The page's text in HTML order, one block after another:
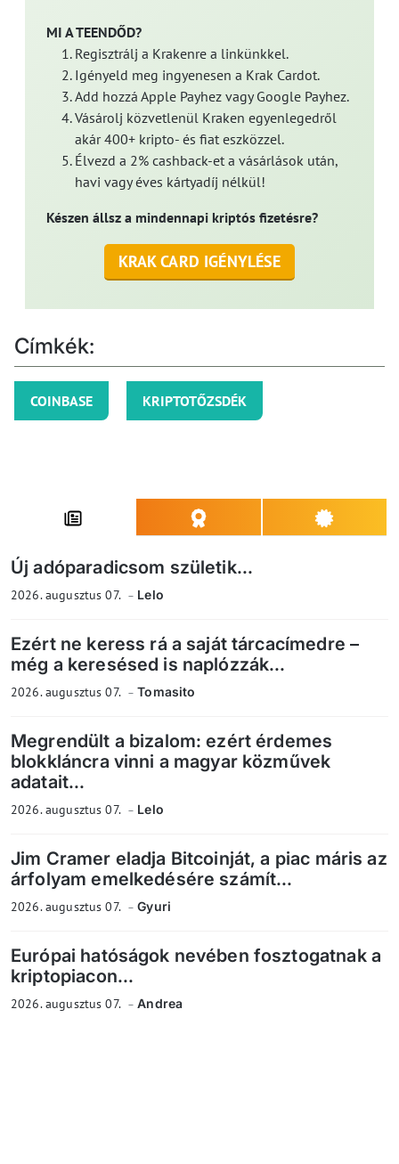
MI A TEENDŐD?
Regisztrálj a Krakenre a linkünkkel.
Igényeld meg ingyenesen a Krak Cardot.
Add hozzá Apple Payhez vagy Google Payhez.
Vásárolj közvetlenül Kraken egyenlegedről
akár 400+ kripto- és fiat eszközzel.
Élvezd a 2% cashback-et a vásárlások után,
havi vagy éves kártyadíj nélkül!
Készen állsz a mindennapi kriptós fizetésre?
KRAK CARD IGÉNYLÉSE
Címkék:
COINBASE KRIPTOTŐZSDÉK
Új adóparadicsom születik...
2026. augusztus 07. Lelo
Ezért ne keress rá a saját tárcacímedre –
még a keresésed is naplózzák...
2026. augusztus 07. Tomasito
Megrendült a bizalom: ezért érdemes
blokkláncra vinni a magyar közművek
adatait...
2026. augusztus 07. Lelo
Jim Cramer eladja Bitcoinját, a piac máris az
árfolyam emelkedésére számít...
2026. augusztus 07. Gyuri
Európai hatóságok nevében fosztogatnak a
kriptopiacon...
2026. augusztus 07. Andrea